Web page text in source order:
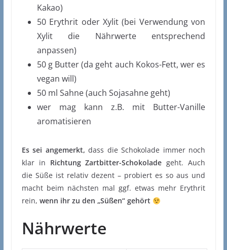
Kakao)
50 Erythrit oder Xylit (bei Verwendung von
Xylit die Nährwerte entsprechend
anpassen)
50 g Butter (da geht auch Kokos-Fett, wer es
vegan will)
50 ml Sahne (auch Sojasahne geht)
wer mag kann z.B. mit Butter-Vanille
aromatisieren
Es sei angemerkt, dass die Schokolade immer noch
klar in Richtung Zartbitter-Schokolade geht. Auch
die Süße ist relativ dezent – probiert es so aus und
macht beim nächsten mal ggf. etwas mehr Erythrit
rein, wenn ihr zu den „Süßen“ gehört
Nährwerte